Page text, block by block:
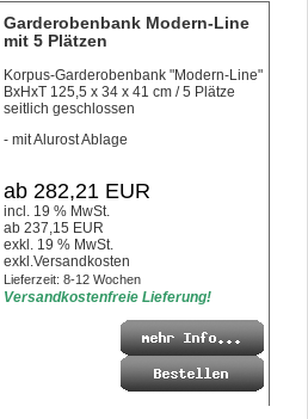
Garderobenbank Modern-Line
mit 5 Plätzen
Korpus-Garderobenbank "Modern-Line"
BxHxT 125,5 x 34 x 41 cm / 5 Plätze
seitlich geschlossen
- mit Alurost Ablage
ab 282,21 EUR
incl. 19 % MwSt.
ab 237,15 EUR
exkl. 19 % MwSt.
exkl.Versandkosten
Lieferzeit: 8-12 Wochen
Versandkostenfreie Lieferung!